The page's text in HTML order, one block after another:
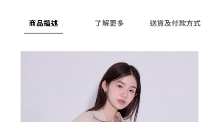
商品描述 了解更多 送貨及付款方式